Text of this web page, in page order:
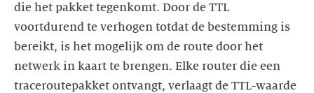
die het pakket tegenkomt. Door de TTL
voortdurend te verhogen totdat de bestemming is
bereikt, is het mogelijk om de route door het
netwerk in kaart te brengen. Elke router die een
traceroutepakket ontvangt, verlaagt de TTL-waarde